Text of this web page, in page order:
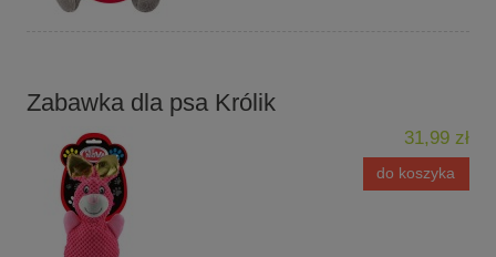
Zabawka dla psa Królik
31,99 zł
do koszyka